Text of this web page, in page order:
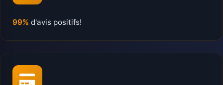
99% d'avis positifs!